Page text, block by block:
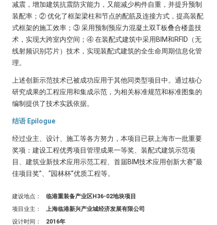
减震，增加建筑抗震防灾能力，又能减少构件自重，并提升预制
装配率；② 优化了框架梁柱和节点的配筋及连接方式，提高装配
式框架的施工效率；③ 采用预制预应力混凝土双T板叠合楼盖技
术，实现大跨室内空间；④ 在装配式建筑中采用BIM和RFID（无
线射频识别芯片）技术，实现装配式建筑的全生命周期信息化管
理。
上述创新示范技术已被成功应用于其他同类型项目中。通过核心
研究成果的工程应用和集成示范，为相关标准规范和标准图集的
编制提供了技术实践依据。
结语 Epilogue
经过业主、设计、施工等各方努力，本项目已获上海市一批重要
奖项：建设工程优秀项目管理成果一等奖、装配式建筑示范项
目、建筑业新技术应用示范工程、首届BIM技术应用创新大赛“最
佳项目奖”、“园林杯”优质工程等。
建设地点：
临港重装备产业区H36-02地块项目
项目业主：
上海临港新兴产业城经济发展有限公司
设计时间：
2016年